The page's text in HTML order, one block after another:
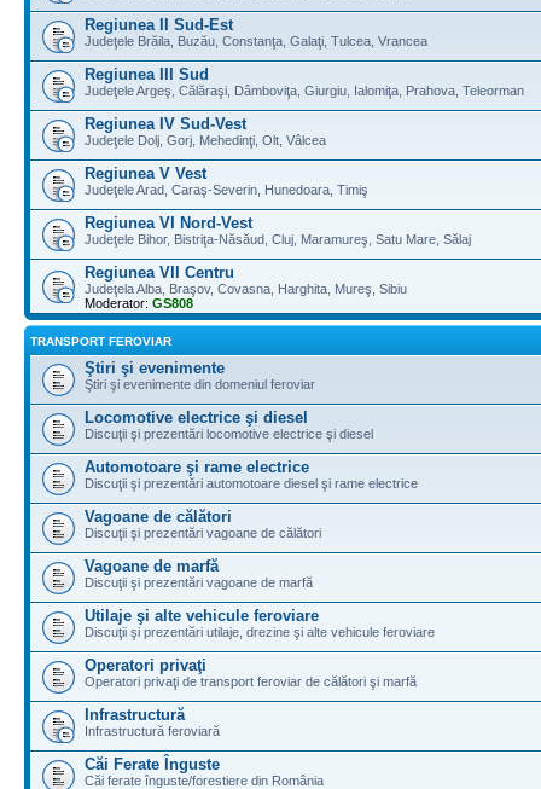
Regiunea II Sud-Est
Judeţele Brăila, Buzău, Constanţa, Galaţi, Tulcea, Vrancea
Regiunea III Sud
Judeţele Argeş, Călăraşi, Dâmboviţa, Giurgiu, Ialomiţa, Prahova, Teleorman
Regiunea IV Sud-Vest
Judeţele Dolj, Gorj, Mehedinţi, Olt, Vâlcea
Regiunea V Vest
Judeţele Arad, Caraş-Severin, Hunedoara, Timiş
Regiunea VI Nord-Vest
Judeţele Bihor, Bistriţa-Năsăud, Cluj, Maramureş, Satu Mare, Sălaj
Regiunea VII Centru
Judeţela Alba, Braşov, Covasna, Harghita, Mureş, Sibiu
Moderator: GS808
TRANSPORT FEROVIAR
Ştiri şi evenimente
Ştiri şi evenimente din domeniul feroviar
Locomotive electrice şi diesel
Discuţii şi prezentări locomotive electrice şi diesel
Automotoare şi rame electrice
Discuţii şi prezentări automotoare diesel şi rame electrice
Vagoane de călători
Discuţii şi prezentări vagoane de călători
Vagoane de marfă
Discuţii şi prezentări vagoane de marfă
Utilaje şi alte vehicule feroviare
Discuţii şi prezentări utilaje, drezine şi alte vehicule feroviare
Operatori privaţi
Operatori privaţi de transport feroviar de călători şi marfă
Infrastructură
Infrastructură feroviară
Căi Ferate Înguste
Căi ferate înguste/forestiere din România